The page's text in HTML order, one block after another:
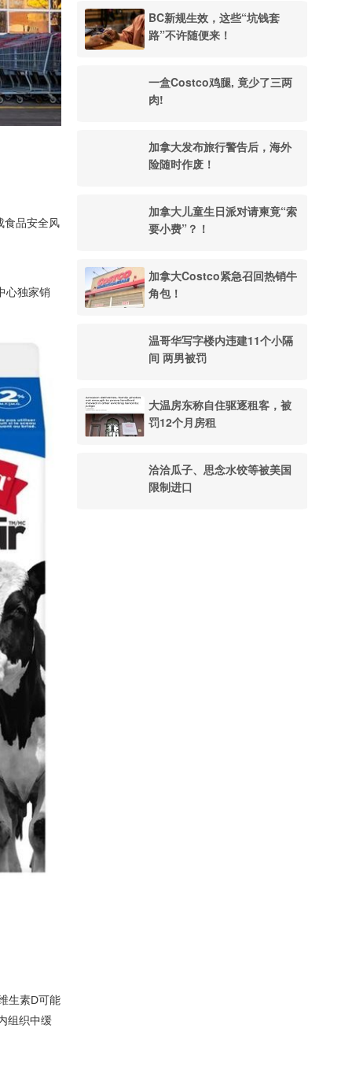
食品安全风
心独家销
生素D可能
组织中缓
BC新规生效，这些“坑钱套
路”不许随便来！
一盒Costco鸡腿, 竟少了三两
肉!
加拿大发布旅行警告后，海外
险随时作废！
加拿大儿童生日派对请柬竟“索
要小费”？！
加拿大Costco紧急召回热销牛
角包！
温哥华写字楼内违建11个小隔
间 两男被罚
大温房东称自住驱逐租客，被
罚12个月房租
洽洽瓜子、思念水饺等被美国
限制进口